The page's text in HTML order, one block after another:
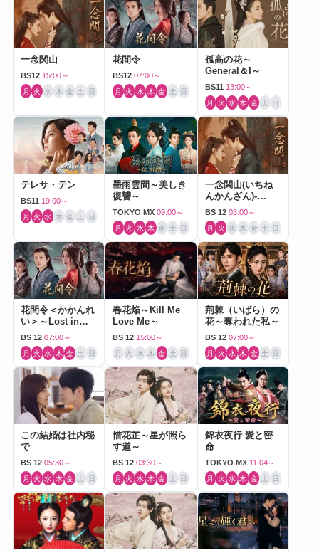
一念関山
BS12 15:00～
月 火 水 木 金 土 日
花間令
BS12 07:00～
月 火 水 木 金 土 日
孤高の花～
General＆I～
BS11 13:00～
月 火 水 木 金 土 日
テレサ・テン
BS11 19:00～
月 火 水 木 金 土 日
墨雨雲間～美しき
復讐～
TOKYO MX 09:00～
月 火 水 木 金 土 日
一念関山(いちね
んかんざん)-
Journey to Love-
BS 12 03:00～
月 火 水 木 金 土 日
花間令＜かかんれ
い＞～Lost in
Love～
BS 12 07:00～
月 火 水 木 金 土 日
春花焔～Kill Me
Love Me～
BS 12 15:00～
月 火 水 木 金 土 日
荊棘（いばら）の
花～奪われた私～
BS 12 07:00～
月 火 水 木 金 土 日
この結婚は社内秘
で
BS 12 05:30～
月 火 水 木 金 土 日
惜花芷～星が照ら
す道～
BS 12 03:30～
月 火 水 木 金 土 日
錦衣夜行 愛と密
命
TOKYO MX 11:04～
月 火 水 木 金 土 日